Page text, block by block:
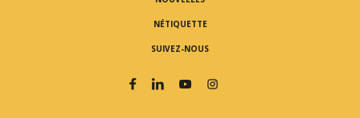
NÉTIQUETTE
SUIVEZ-NOUS